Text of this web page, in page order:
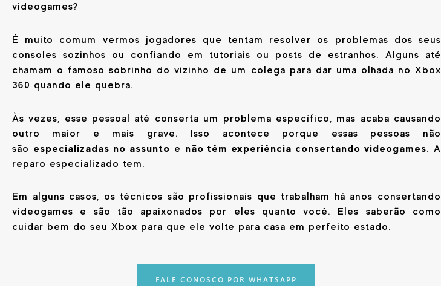
videogames?
É muito comum vermos jogadores que tentam resolver os problemas dos seus
consoles sozinhos ou confiando em tutoriais ou posts de estranhos. Alguns até
chamam o famoso sobrinho do vizinho de um colega para dar uma olhada no Xbox
360 quando ele quebra.
Às vezes, esse pessoal até conserta um problema específico, mas acaba causando
outro maior e mais grave. Isso acontece porque essas pessoas não
são especializadas no assunto e não têm experiência consertando videogames. A
reparo especializado tem.
Em alguns casos, os técnicos são profissionais que trabalham há anos consertando
videogames e são tão apaixonados por eles quanto você. Eles saberão como
cuidar bem do seu Xbox para que ele volte para casa em perfeito estado.
FALE CONOSCO POR WHATSAPP